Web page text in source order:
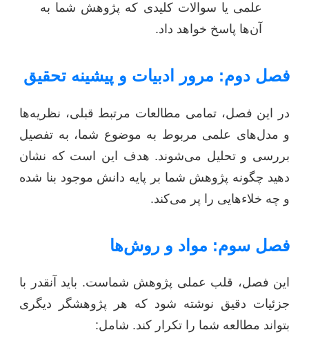
علمی یا سوالات کلیدی که پژوهش شما به
آن‌ها پاسخ خواهد داد.
فصل دوم: مرور ادبیات و پیشینه تحقیق
در این فصل، تمامی مطالعات مرتبط قبلی، نظریه‌ها
و مدل‌های علمی مربوط به موضوع شما، به تفصیل
بررسی و تحلیل می‌شوند. هدف این است که نشان
دهید چگونه پژوهش شما بر پایه دانش موجود بنا شده
و چه خلاءهایی را پر می‌کند.
فصل سوم: مواد و روش‌ها
این فصل، قلب عملی پژوهش شماست. باید آنقدر با
جزئیات دقیق نوشته شود که هر پژوهشگر دیگری
بتواند مطالعه شما را تکرار کند. شامل: